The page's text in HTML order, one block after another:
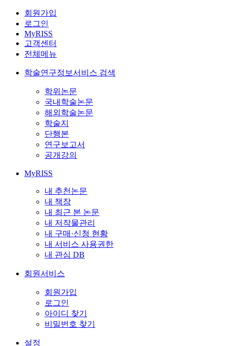
회원가입
로그인
MyRISS
고객센터
전체메뉴
학술연구정보서비스 검색
학위논문
국내학술논문
해외학술논문
학술지
단행본
연구보고서
공개강의
MyRISS
내 추천논문
내 책장
내 최근 본 논문
내 저작물관리
내 구매·신청 현황
내 서비스 사용권한
내 관심 DB
회원서비스
회원가입
로그인
아이디 찾기
비밀번호 찾기
설정